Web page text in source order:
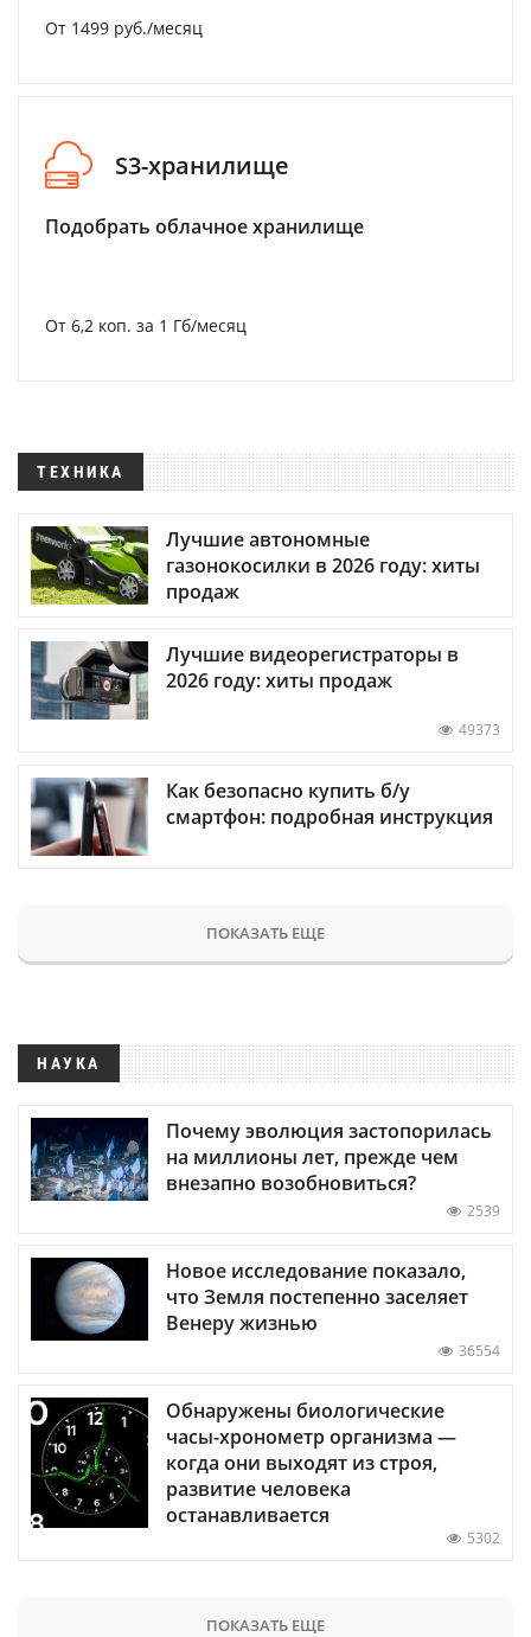
От 1499 руб./месяц
S3-хранилище
Подобрать облачное хранилище
От 6,2 коп. за 1 Гб/месяц
ТЕХНИКА
Лучшие автономные
газонокосилки в 2026 году: хиты
продаж
Лучшие видеорегистраторы в
2026 году: хиты продаж
49373
Как безопасно купить б/у
смартфон: подробная инструкция
ПОКАЗАТЬ ЕЩЕ
НАУКА
Почему эволюция застопорилась
на миллионы лет, прежде чем
внезапно возобновиться?
2539
Новое исследование показало,
что Земля постепенно заселяет
Венеру жизнью
36554
Обнаружены биологические
часы-хронометр организма —
когда они выходят из строя,
развитие человека
останавливается
5302
ПОКАЗАТЬ ЕЩЕ